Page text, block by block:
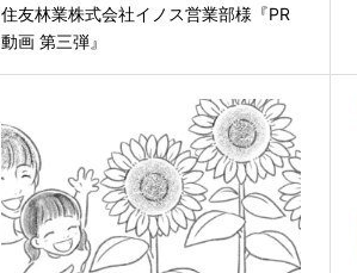
住友林業株式会社イノス営業部様『PR
動画 第三弾』